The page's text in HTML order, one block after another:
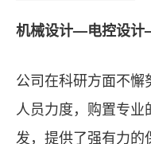
机械设计—电控设
公司在科研方面不
人员力度，购置专
发，提供了强有力